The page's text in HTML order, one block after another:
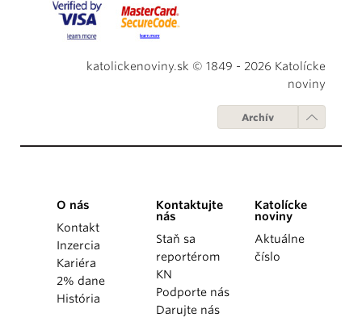
katolickenoviny.sk © 1849 - 2026 Katolícke
noviny
Archív
O nás
Kontakt
Inzercia
Kariéra
2% dane
História
Kontaktujte
nás
Staň sa
reportérom
KN
Podporte nás
Darujte nás
Katolícke
noviny
Aktuálne
číslo